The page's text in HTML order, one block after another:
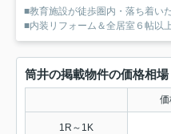
■教育施設が徒歩圏内・落ち着い
■内装リフォーム＆全居室６帖以
筒井の掲載物件の価格相場
価
1R～1K